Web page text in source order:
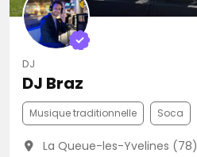
DJ
DJ Braz
Musique traditionnelle Soca
La Queue-les-Yvelines (78)